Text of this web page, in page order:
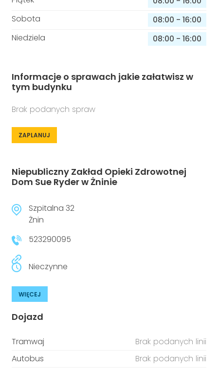
Sobota
08:00 - 16:00
Niedziela
08:00 - 16:00
Informacje o sprawach jakie załatwisz w
tym budynku
Brak podanych spraw
ZAPLANUJ
Niepubliczny Zakład Opieki Zdrowotnej
Dom Sue Ryder w Żninie
Szpitalna 32
Żnin
523290095
Nieczynne
WIĘCEJ
Dojazd
Tramwaj
Brak podanych linii
Autobus
Brak podanych linii